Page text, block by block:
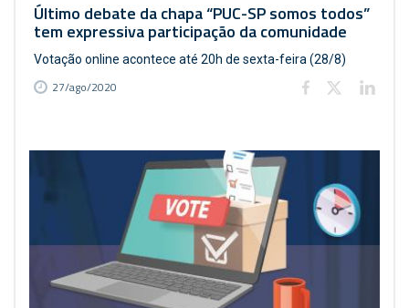
Último debate da chapa “PUC-SP somos todos”
tem expressiva participação da comunidade
Votação online acontece até 20h de sexta-feira (28/8)
27/ago/2020